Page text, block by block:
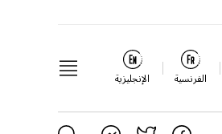
الفرنسية الإنجليزية